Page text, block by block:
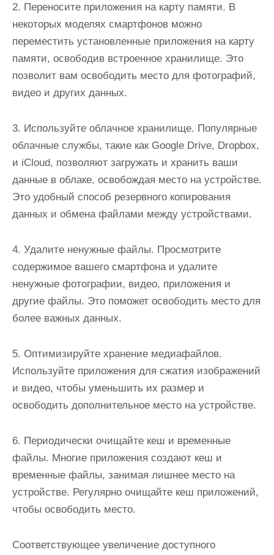
2. Переносите приложения на карту памяти. В
некоторых моделях смартфонов можно
переместить установленные приложения на карту
памяти, освободив встроенное хранилище. Это
позволит вам освободить место для фотографий,
видео и других данных.
3. Используйте облачное хранилище. Популярные
облачные службы, такие как Google Drive, Dropbox,
и iCloud, позволяют загружать и хранить ваши
данные в облаке, освобождая место на устройстве.
Это удобный способ резервного копирования
данных и обмена файлами между устройствами.
4. Удалите ненужные файлы. Просмотрите
содержимое вашего смартфона и удалите
ненужные фотографии, видео, приложения и
другие файлы. Это поможет освободить место для
более важных данных.
5. Оптимизируйте хранение медиафайлов.
Используйте приложения для сжатия изображений
и видео, чтобы уменьшить их размер и
освободить дополнительное место на устройстве.
6. Периодически очищайте кеш и временные
файлы. Многие приложения создают кеш и
временные файлы, занимая лишнее место на
устройстве. Регулярно очищайте кеш приложений,
чтобы освободить место.
Соответствующее увеличение доступного